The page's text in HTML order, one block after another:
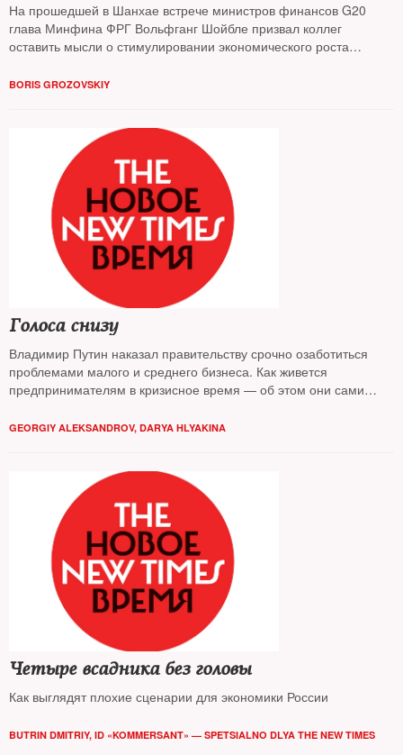
На прошедшей в Шанхае встрече министров финансов G20
глава Минфина ФРГ Вольфганг Шойбле призвал коллег
оставить мысли о стимулировании экономического роста
Ситуация не позволяет: с одной стороны — переизбыток
BORIS GROZOVSKIY
Голоса снизу
Владимир Путин наказал правительству срочно озаботиться
проблемами малого и среднего бизнеса. Как живется
предпринимателям в кризисное время — об этом они сами
GEORGIY ALEKSANDROV, DARYA HLYAKINA
Четыре всадника без головы
Как выглядят плохие сценарии для экономики России
BUTRIN DMITRIY, ID «KOMMERSANT» — SPETSIALNO DLYA THE NEW TIMES